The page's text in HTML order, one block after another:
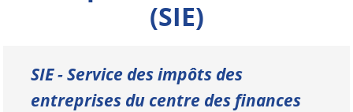
(SIE)
SIE - Service des impôts des
entreprises du centre des finances